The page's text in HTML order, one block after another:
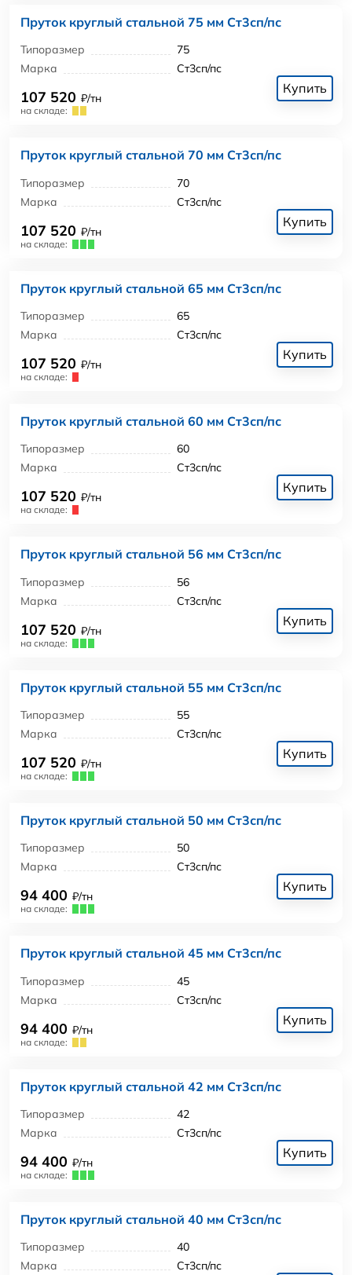
Пруток круглый стальной 75 мм Ст3сп/пс
Типоразмер
75
Марка
Ст3сп/пс
107 520 ₽/тн
на складе:
Купить
Пруток круглый стальной 70 мм Ст3сп/пс
Типоразмер
70
Марка
Ст3сп/пс
107 520 ₽/тн
на складе:
Купить
Пруток круглый стальной 65 мм Ст3сп/пс
Типоразмер
65
Марка
Ст3сп/пс
107 520 ₽/тн
на складе:
Купить
Пруток круглый стальной 60 мм Ст3сп/пс
Типоразмер
60
Марка
Ст3сп/пс
107 520 ₽/тн
на складе:
Купить
Пруток круглый стальной 56 мм Ст3сп/пс
Типоразмер
56
Марка
Ст3сп/пс
107 520 ₽/тн
на складе:
Купить
Пруток круглый стальной 55 мм Ст3сп/пс
Типоразмер
55
Марка
Ст3сп/пс
107 520 ₽/тн
на складе:
Купить
Пруток круглый стальной 50 мм Ст3сп/пс
Типоразмер
50
Марка
Ст3сп/пс
94 400 ₽/тн
на складе:
Купить
Пруток круглый стальной 45 мм Ст3сп/пс
Типоразмер
45
Марка
Ст3сп/пс
94 400 ₽/тн
на складе:
Купить
Пруток круглый стальной 42 мм Ст3сп/пс
Типоразмер
42
Марка
Ст3сп/пс
94 400 ₽/тн
на складе:
Купить
Пруток круглый стальной 40 мм Ст3сп/пс
Типоразмер
40
Марка
Ст3сп/пс